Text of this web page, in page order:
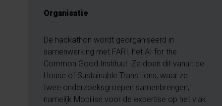
Organisatie
De hackathon wordt georganiseerd in
samenwerking met FARI, het AI for the
Common Good Instituut. Ze doen dit vanuit de
House of Sustainable Transitions, waar ze
twee onderzoeksgroepen samenbrengen,
namelijk Mobilise voor de expertise op het vlak